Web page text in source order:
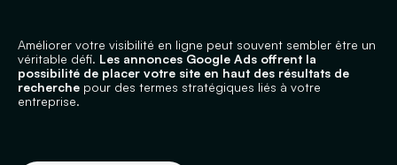
Améliorer votre visibilité en ligne peut souvent sembler être un
véritable défi. Les annonces Google Ads offrent la
possibilité de placer votre site en haut des résultats de
recherche pour des termes stratégiques liés à votre
entreprise.